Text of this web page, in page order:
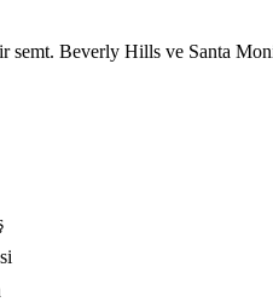
Beverly Hills ve Santa